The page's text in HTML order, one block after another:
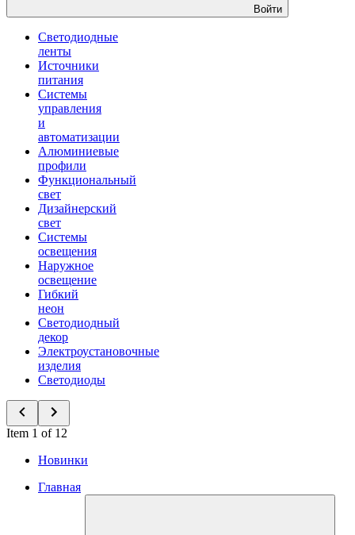
Войти
Светодиодные
ленты
Источники
питания
Системы
управления
и
автоматизации
Алюминиевые
профили
Функциональный
свет
Дизайнерский
свет
Системы
освещения
Наружное
освещение
Гибкий
неон
Светодиодный
декор
Электроустановочные
изделия
Светодиоды
Item 1 of 12
Новинки
Главная